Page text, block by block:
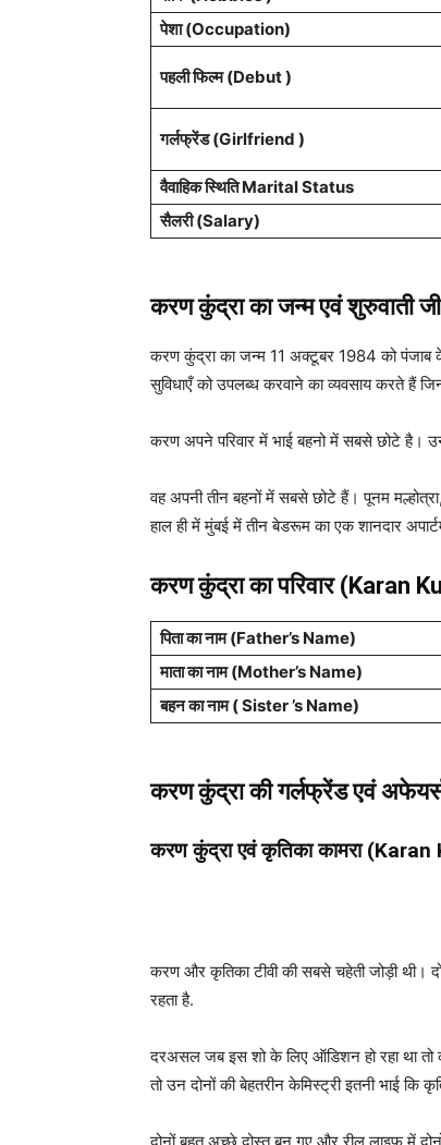
पेशा(Occupation)
पहली फिल्म (Debut )
गर्लफ्रेंड (Girlfriend )
वैवाहिक स्थिति Marital Status
सैलरी (Salary)
करण कुंद्रा का जन्म एवं शुरुवाती
करण कुंद्रा का जन्म 11 अक्टूबर 1984 को पंजाब के
सुविधाएँ को उपलब्ध करवाने का व्यवसाय करते हैं
करण अपने परिवार में भाई बहनो में सबसे छोटे है।
वह अपनी तीन बहनों में सबसे छोटे हैं। पूनम
हाल ही में मुंबई में तीन बेडरूम का एक शानदार
करण कुंद्रा का परिवार (Karan
पिता का नाम(Father’s Name)
माता का नाम (Mother’s Name)
बहन का नाम ( Sister ’s Name)
करण कुंद्रा की गर्लफ्रेंड एवं
करण कुंद्रा एवं कृतिका कामरा
करण और कृतिका टीवी की सबसे चहेती जोड़ी थी।
रहता है.
दरअसल जब इस शो के लिए ऑडिशन हो रहा था
तो उन दोनों की बेहतरीन केमिस्ट्री इतनी भाई कि